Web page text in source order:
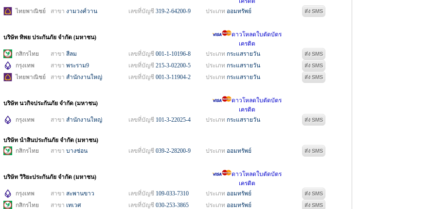
ไทยพาณิชย์
สาขา งามวงศ์วาน เลขที่บัญชี 319-2-64200-9 ประเภท ออมทรัพย์
บริษัท ทิพย ประกันภัย จำกัด (มหาชน)
ดาวโหลดใบตัดบัตร
เครดิต
กสิกรไทย
สาขา สีลม เลขที่บัญชี 001-1-10196-8 ประเภท กระแสรายวัน
กรุงเทพ
สาขา พระราม9 เลขที่บัญชี 215-3-02200-5 ประเภท กระแสรายวัน
ไทยพาณิชย์
สาขา สำนักงานใหญ่ เลขที่บัญชี 001-3-11904-2 ประเภท กระแสรายวัน
บริษัท นวกิจประกันภัย จำกัด (มหาชน)
ดาวโหลดใบตัดบัตร
เครดิต
กรุงเทพ
สาขา สำนักงานใหญ่ เลขที่บัญชี 101-3-22025-4 ประเภท กระแสรายวัน
บริษัท นำสินประกันภัย จำกัด (มหาชน)
กสิกรไทย
สาขา บางซ่อน เลขที่บัญชี 039-2-28200-9 ประเภท ออมทรัพย์
บริษัท วิริยะประกันภัย จำกัด (มหาชน)
ดาวโหลดใบตัดบัตร
เครดิต
กรุงเทพ
สาขา สะพานขาว เลขที่บัญชี 109-033-7310 ประเภท ออมทรัพย์
กสิกรไทย
สาขา เทเวศ เลขที่บัญชี 030-253-3865 ประเภท ออมทรัพย์